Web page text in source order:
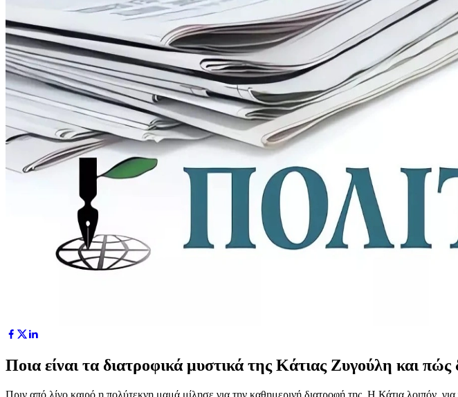
Ποια είναι τα διατροφικά μυστικά της Κάτιας Ζυγούλη και
Πριν από λίγο καιρό η πολύτεκνη μαμά μίλησε για την καθημερινή διατροφή της. Η Κάτια λοιπόν,